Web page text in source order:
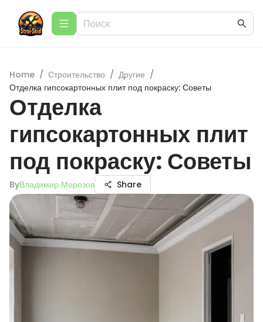
Home / Строительство / Другие /
Отделка гипсокартонных плит под покраску: Советы
Отделка
гипсокартонных плит
под покраску: Советы
ByВладимир Морозов Share